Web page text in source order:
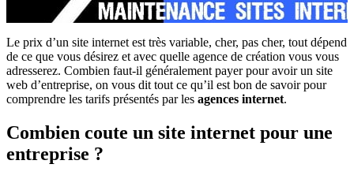
Le prix d’un site internet est très variable, cher, pas cher, tout dépend
de ce que vous désirez et avec quelle agence de création vous vous
adresserez. Combien faut-il généralement payer pour avoir un site
web d’entreprise, on vous dit tout ce qu’il est bon de savoir pour
comprendre les tarifs présentés par les agences internet.
Combien coute un site internet pour une
entreprise ?